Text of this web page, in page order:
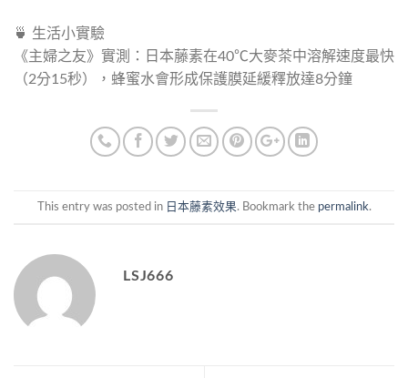
🍵 生活小實驗
《主婦之友》實測：日本藤素在40℃大麥茶中溶解速度最快
（2分15秒），蜂蜜水會形成保護膜延緩釋放達8分鐘
This entry was posted in 日本藤素效果. Bookmark the permalink.
LSJ666